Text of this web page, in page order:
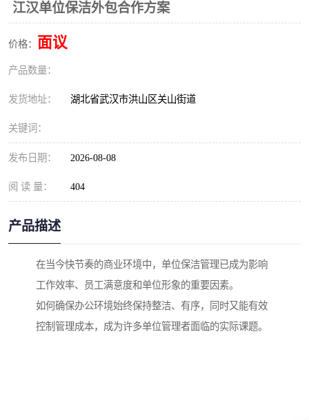
江汉单位保洁外包合作方案
价格： 面议
产品数量：
发货地址： 湖北省武汉市洪山区关山街道
关键词：
发布日期： 2026-08-08
阅 读 量： 404
产品描述
在当今快节奏的商业环境中，单位保洁管理已成为影响
工作效率、员工满意度和单位形象的重要因素。
如何确保办公环境始终保持整洁、有序，同时又能有效
控制管理成本，成为许多单位管理者面临的实际课题。